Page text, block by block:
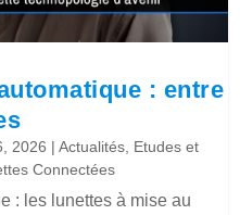
: entre
2026 |Actualités, Etudes et
Connectées
: les lunettes à mise au